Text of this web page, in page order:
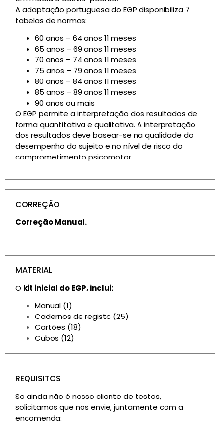
A adaptação portuguesa do EGP disponibiliza 7
tabelas de normas:
60 anos – 64 anos 11 meses
65 anos – 69 anos 11 meses
70 anos – 74 anos 11 meses
75 anos – 79 anos 11 meses
80 anos – 84 anos 11 meses
85 anos – 89 anos 11 meses
90 anos ou mais
O EGP permite a interpretação dos resultados de
forma quantitativa e qualitativa. A interpretação
dos resultados deve basear-se na qualidade do
desempenho do sujeito e no nível de risco do
comprometimento psicomotor.
CORREÇÃO
Correção Manual.
MATERIAL
O kit inicial do EGP, inclui:
Manual (1)
Cadernos de registo (25)
Cartões (18)
Cubos (12)
REQUISITOS
Se ainda não é nosso cliente de testes,
solicitamos que nos envie, juntamente com a
encomenda: